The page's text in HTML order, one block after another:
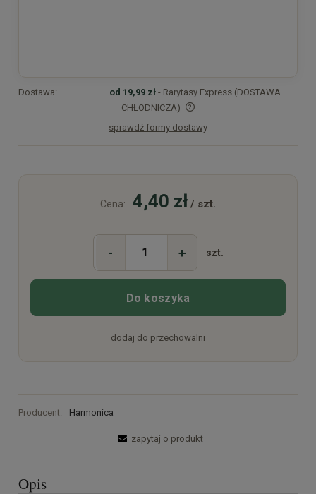
Dostawa: od 19,99 zł - Rarytasy Express (DOSTAWA
CHŁODNICZA)
Cena nie zawiera ewentualnych kosztów płatności
sprawdź formy dostawy
Cena: 4,40 zł/ szt.
- + szt.
Do koszyka
dodaj do przechowalni
Producent: Harmonica
zapytaj o produkt
Opis